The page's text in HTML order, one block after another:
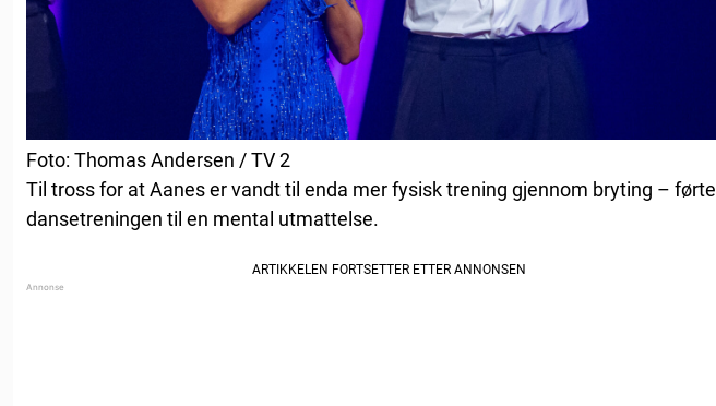
Foto: Thomas Andersen / TV 2
Til tross for at Aanes er vandt til enda mer fysisk trening gjennom bryting – førte
dansetreningen til en mental utmattelse.